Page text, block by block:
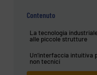
Contenuto
La tecnologia
alle piccole strutture
Un’interfaccia intuitiva
non tecnici